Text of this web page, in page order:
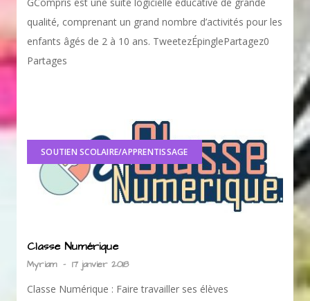
qualité, comprenant un grand nombre d’activités pour les
enfants âgés de 2 à 10 ans. TweetezÉpinglePartagez0
Partages
SOUTIEN SCOLAIRE/APPRENTISSAGE
Classe Numérique
Myriam - 17 janvier 2018
Classe Numérique : Faire travailler ses élèves